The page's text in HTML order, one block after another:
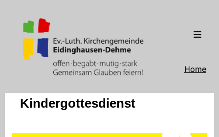
Home
Kindergottesdienst